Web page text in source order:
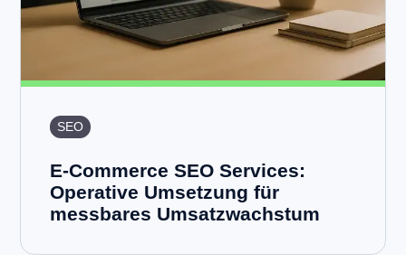
SEO
E-Commerce SEO Services:
Operative Umsetzung für
messbares Umsatzwachstum